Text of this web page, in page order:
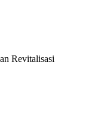
Revitalisasi